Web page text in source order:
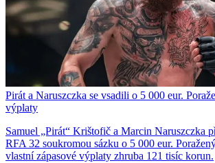
Pirát a Naruszczka se vsadili o 5 000 eur.
výplaty
Samuel „Pirát“ Krištofič a Marcin Naruszczka
RFA 32 soukromou sázku o 5 000 eur.
vlastní zápasové výplaty zhruba 121 tisíc korun.